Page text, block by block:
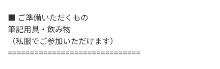
■ ご準備いただくもの
筆記用具・飲み物
（私服でご参加いただけます）
==============================